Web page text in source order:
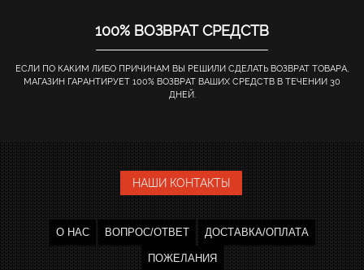
100% ВОЗВРАТ СРЕДСТВ
ЕСЛИ ПО КАКИМ ЛИБО ПРИЧИНАМ ВЫ РЕШИЛИ СДЕЛАТЬ ВОЗВРАТ ТОВАРА,
МАГАЗИН ГАРАНТИРУЕТ 100% ВОЗВРАТ ВАШИХ СРЕДСТВ В ТЕЧЕНИИ 30
ДНЕЙ.
НАШИ КОНТАКТЫ
О НАС ВОПРОС/ОТВЕТ ДОСТАВКА/ОПЛАТА
ПОЖЕЛАНИЯ